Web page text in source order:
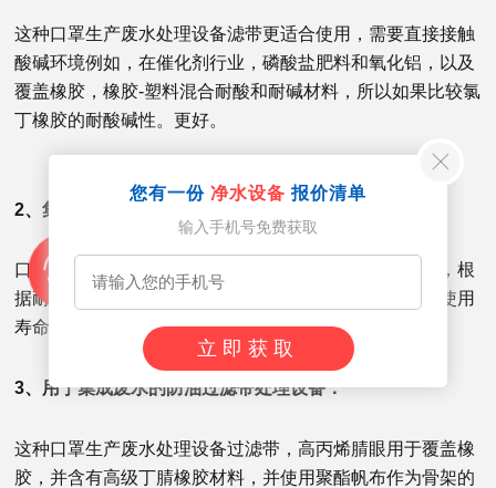
这种口罩生产废水处理设备滤带更适合使用，需要直接接触
酸碱环境例如，在催化剂行业，磷酸盐肥料和氧化铝，以及
覆盖橡胶，橡胶-塑料混合耐酸和耐碱材料，所以如果比较氯
丁橡胶的耐酸碱性。更好。
2、集成废水的耐热过滤带处理设备：
口罩生产废水处理设备耐热过滤带常用于高温物料过滤，根
据耐热性的磨损皮带用于判断工作能力，耐热过滤带在使用
寿命方面有很大提高，这是酸碱过滤带无法实现的。
3、用于集成废水的防油过滤带处理设备：
这种口罩生产废水处理设备过滤带，高丙烯腈眼用于覆盖橡
胶，并含有高级丁腈橡胶材料，并使用聚酯帆布作为骨架的
您有一份 净水设备 报价清单
输入手机号免费获取
立即获取